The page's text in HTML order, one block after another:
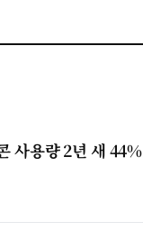
사용량 2년 새 44%